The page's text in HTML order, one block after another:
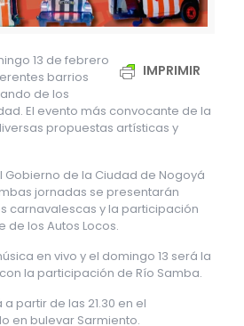
IMPRIMIR
13 de febrero
barrios
de los
El evento más convocante de la
propuestas artísticas y
de la Ciudad de Nogoyá
jornadas se presentarán
carnavalescas y la participación
de los Autos Locos.
en vivo y el domingo 13 será la
la participación de Río Samba.
partir de las 21.30 en el
en bulevar Sarmiento.